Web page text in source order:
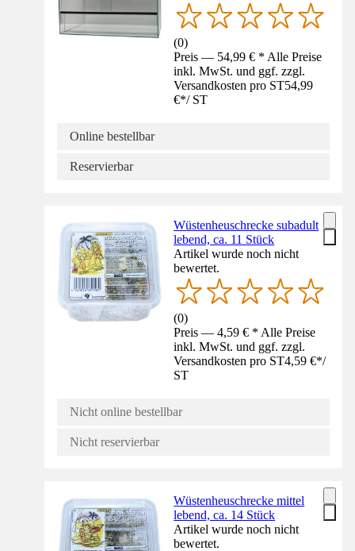
(0)
Preis — 54,99 € * Alle Preise
inkl. MwSt. und ggf. zzgl.
Versandkosten pro ST54,99
€*/ ST
Online bestellbar
Reservierbar
Wüstenheuschrecke subadult
lebend, ca. 11 Stück
Artikel wurde noch nicht
bewertet.
(0)
Preis — 4,59 € * Alle Preise
inkl. MwSt. und ggf. zzgl.
Versandkosten pro ST4,59 €*/
ST
Nicht online bestellbar
Nicht reservierbar
Wüstenheuschrecke mittel
lebend, ca. 14 Stück
Artikel wurde noch nicht
bewertet.